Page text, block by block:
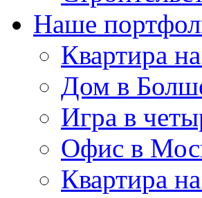
Наше
Квартира
Дом в
Игра в
Офис в
Квартира